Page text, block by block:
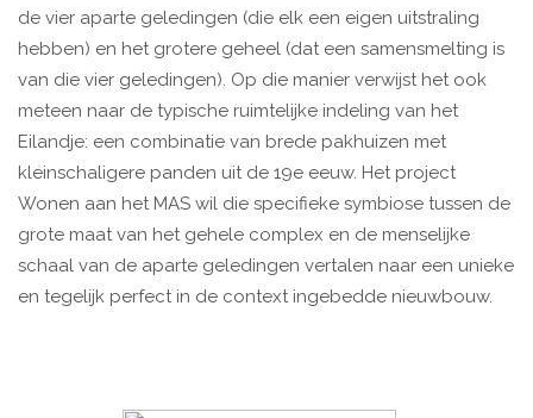
de vier aparte geledingen (die elk een eigen uitstraling
hebben) en het grotere geheel (dat een samensmelting is
van die vier geledingen). Op die manier verwijst het ook
meteen naar de typische ruimtelijke indeling van het
Eilandje: een combinatie van brede pakhuizen met
kleinschaligere panden uit de 19e eeuw. Het project
Wonen aan het MAS wil die specifieke symbiose tussen de
grote maat van het gehele complex en de menselijke
schaal van de aparte geledingen vertalen naar een unieke
en tegelijk perfect in de context ingebedde nieuwbouw.